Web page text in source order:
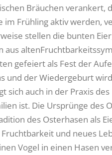
Bräuchen verankert,
im Frühling aktiv werden,
stellen die bunten
aus
gefeiert als Fest der
und der Wiedergeburt
sich auch in der Praxis
ist. Die Ursprünge des
des Osterhasen als
und neues
Vogel in einen Hasen